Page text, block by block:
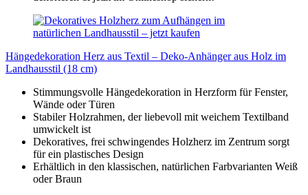
Hängedekoration Herz aus Textil – Deko-Anhänger aus Holz im
Landhausstil (18 cm)
Stimmungsvolle Hängedekoration in Herzform für Fenster,
Wände oder Türen
Stabiler Holzrahmen, der liebevoll mit weichem Textilband
umwickelt ist
Dekoratives, frei schwingendes Holzherz im Zentrum sorgt
für ein plastisches Design
Erhältlich in den klassischen, natürlichen Farbvarianten Weiß
oder Braun